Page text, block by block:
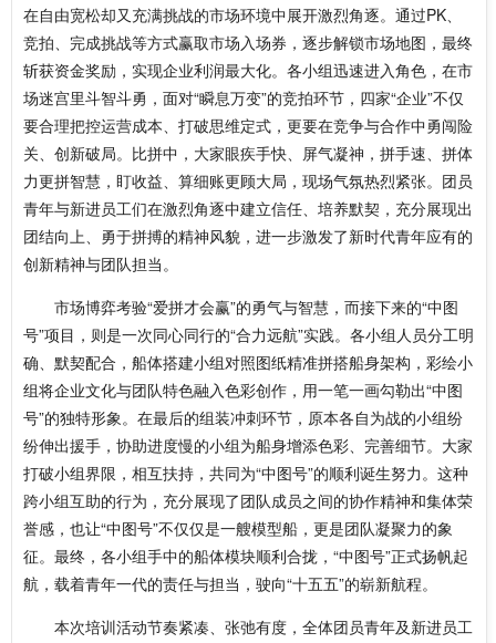
在自由宽松却又充满挑战的市场环境中展开激烈角逐。通过PK、
竞拍、完成挑战等方式赢取市场入场券，逐步解锁市场地图，最终
斩获资金奖励，实现企业利润最大化。各小组迅速进入角色，在市
场迷宫里斗智斗勇，面对“瞬息万变”的竞拍环节，四家“企业”不仅
要合理把控运营成本、打破思维定式，更要在竞争与合作中勇闯险
关、创新破局。比拼中，大家眼疾手快、屏气凝神，拼手速、拼体
力更拼智慧，盯收益、算细账更顾大局，现场气氛热烈紧张。团员
青年与新进员工们在激烈角逐中建立信任、培养默契，充分展现出
团结向上、勇于拼搏的精神风貌，进一步激发了新时代青年应有的
创新精神与团队担当。
市场博弈考验“爱拼才会赢”的勇气与智慧，而接下来的“中图
号”项目，则是一次同心同行的“合力远航”实践。各小组人员分工明
确、默契配合，船体搭建小组对照图纸精准拼搭船身架构，彩绘小
组将企业文化与团队特色融入色彩创作，用一笔一画勾勒出“中图
号”的独特形象。在最后的组装冲刺环节，原本各自为战的小组纷
纷伸出援手，协助进度慢的小组为船身增添色彩、完善细节。大家
打破小组界限，相互扶持，共同为“中图号”的顺利诞生努力。这种
跨小组互助的行为，充分展现了团队成员之间的协作精神和集体荣
誉感，也让“中图号”不仅仅是一艘模型船，更是团队凝聚力的象
征。最终，各小组手中的船体模块顺利合拢，“中图号”正式扬帆起
航，载着青年一代的责任与担当，驶向“十五五”的崭新航程。
本次培训活动节奏紧凑、张弛有度，全体团员青年及新进员工